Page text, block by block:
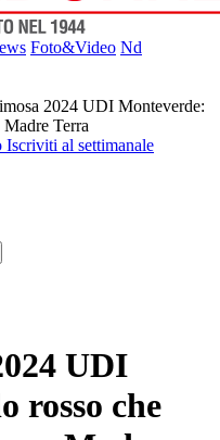
Foto&Video Nd
2024 UDI Monteverde:
Terra
Iscriviti al settimanale
UDI
rosso che